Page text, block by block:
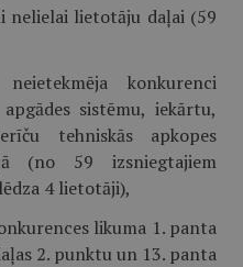
nelielai lietotāju daļai (59
konkurenci
sistēmu, iekārtu,
tehniskās apkopes
(no 59 izsniegtajiem
4 lietotāji),
likuma 1. panta
2. punktu un 13. panta